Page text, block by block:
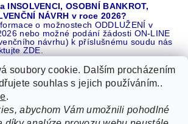
INSOLVENCI, OSOBNÍ BANKROT,
NÁVRH v roce 2026?
o možnostech ODDLUŽENÍ v
nebo možné podání žádosti ON-LINE
návrhu) k příslušnému soudu nás
ZDE.
GOOGLE 16 let REFERENCÍ v celé ČR |
o NÁS na SEZNAMU |
soubory cookie. Dalším procházením
souhlas s jejich používáním..
.
abychom Vám umožnili pohodlné